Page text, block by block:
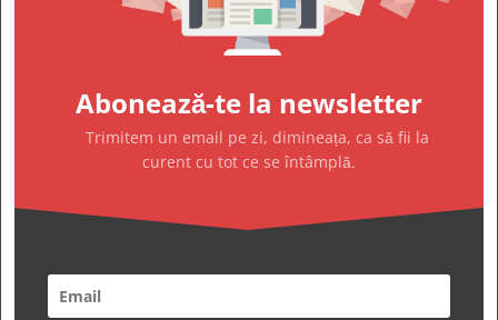
Abonează-te la newsletter
Trimitem un email pe zi, dimineața, ca să fii la
curent cu tot ce se întâmplă.